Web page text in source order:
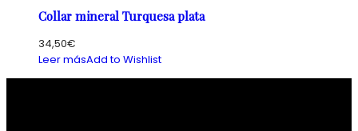
Collar mineral Turquesa plata
34,50€
Leer másAdd to Wishlist